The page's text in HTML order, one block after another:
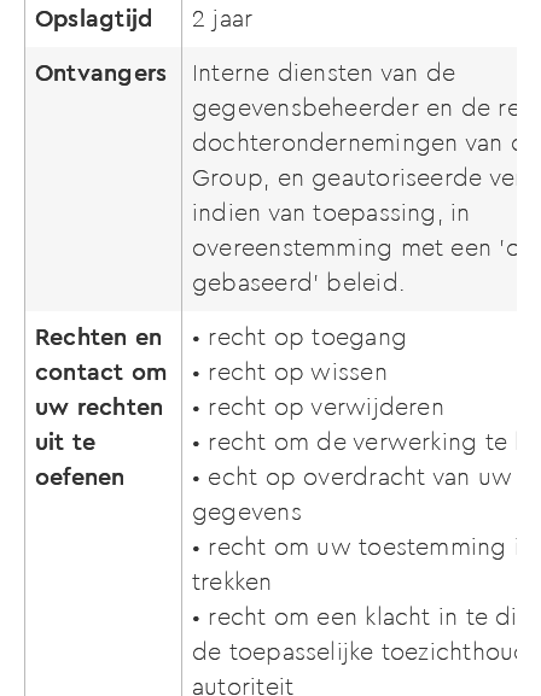
Opslagtijd 2 jaar
Ontvangers
Interne diensten van de
gegevensbeheerder en de
dochterondernemingen van
Group, en geautoriseerde
indien van toepassing, in
overeenstemming met een
gebaseerd' beleid.
Rechten en
contact om
uw rechten
uit te
oefenen
• recht op toegang
• recht op wissen
• recht op verwijderen
• recht om de verwerking te
• echt op overdracht van uw
gegevens
• recht om uw toestemming in
trekken
• recht om een klacht in te
de toepasselijke
autoriteit